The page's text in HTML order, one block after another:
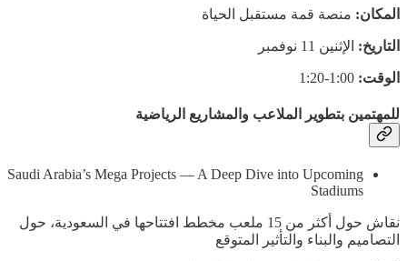
المكان: منصة قمة مستقبل الحياة
التاريخ: الإثنين 11 نوفمبر
الوقت: 1:00-1:20
للمهتمين بتطوير الملاعب والمشاريع الرياضية
Saudi Arabia’s Mega Projects — A Deep Dive into Upcoming
Stadiums
نقاش حول أكثر من 15 ملعب مخطط افتتاحها في السعودية، حول
التصاميم والبناء والتأثير المتوقع